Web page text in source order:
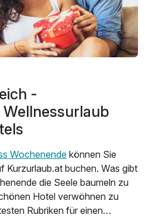
-
Wochenende können Sie
Kurzurlaub.at buchen. Was gibt
die Seele baumeln zu
Hotel verwöhnen zu
Rubriken für einen